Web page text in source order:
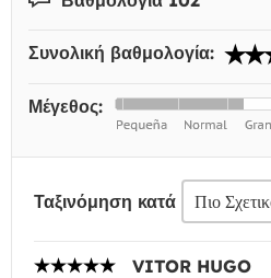
Συνολική βαθμολογία:
Μέγεθος:
Ταξινόμηση κατά
VITOR HUGO